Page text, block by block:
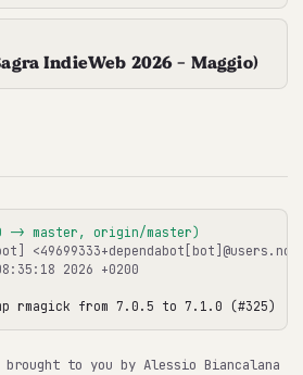
IndieWeb 2026 - Maggio)
-> master, origin/master)
2026 +0200
rmagick from 7.0.5 to 7.1.0 (#325)
to you by Alessio Biancalana